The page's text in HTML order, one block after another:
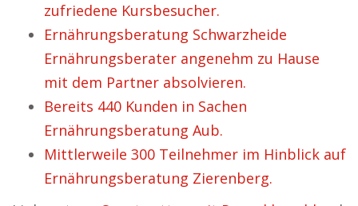
zufriedene Kursbesucher.
Ernährungsberatung Schwarzheide
Ernährungsberater angenehm zu Hause
mit dem Partner absolvieren.
Bereits 440 Kunden in Sachen
Ernährungsberatung Aub.
Mittlerweile 300 Teilnehmer im Hinblick auf
Ernährungsberatung Zierenberg.